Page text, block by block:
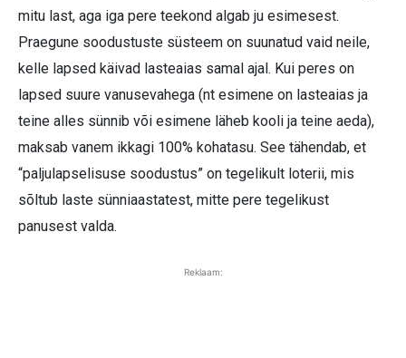
mitu last, aga iga pere teekond algab ju esimesest.
Praegune soodustuste süsteem on suunatud vaid neile,
kelle lapsed käivad lasteaias samal ajal. Kui peres on
lapsed suure vanusevahega (nt esimene on lasteaias ja
teine alles sünnib või esimene läheb kooli ja teine aeda),
maksab vanem ikkagi 100% kohatasu. See tähendab, et
“paljulapselisuse soodustus” on tegelikult loterii, mis
sõltub laste sünniaastatest, mitte pere tegelikust
panusest valda.
Reklaam: